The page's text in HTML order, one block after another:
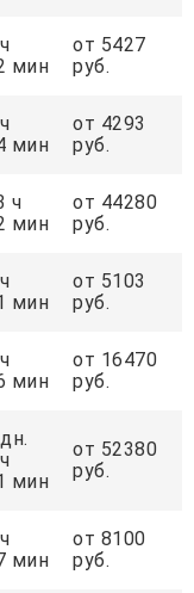
мин
от 5427
руб.
мин
от 4293
руб.
ч
мин
от 44280
руб.
мин
от 5103
руб.
мин
от 16470
руб.
мин
от 52380
руб.
мин
от 8100
руб.